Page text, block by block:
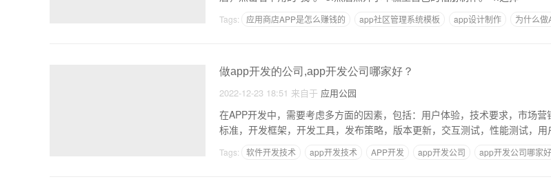
Tags: 应用商店APP是怎么赚钱的 app社区管理系统模板 app设计制作
为什么
做app开发的公司,app开发公司哪家好？
2022-12-23 18:51 来自于 应用公园
在APP开发中，需要考虑多方面的因素，包括：用户体验，技术要求，市场
标准，开发框架，开发工具，发布策略，版本更新，交互测试，性能测试，
Tags: 软件开发技术 app开发技术 APP开发 app开发公司 app开发公司哪家好